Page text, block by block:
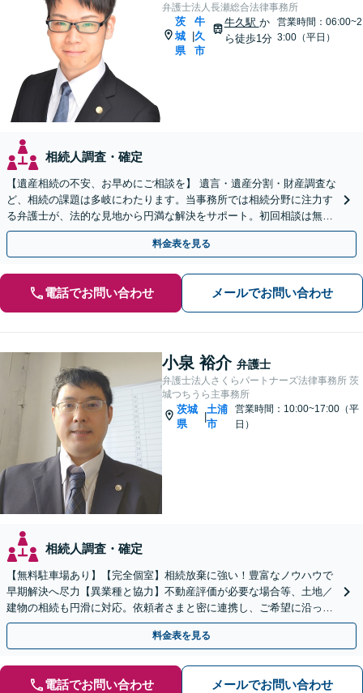
弁護士法人長瀬総合法律事務所
茨
城
県
牛
久
市
牛久駅 か
ら徒歩1分
営業時間：06:00~2
3:00（平日）
相続人調査・確定
【遺産相続の不安、お早めにご相談を】 遺言・遺産分割・財産調査な
ど、相続の課題は多岐にわたります。当事務所では相続分野に注力す
る弁護士が、法的な見地から円満な解決をサポート。初回相談は無料
（予約制）です。まずは現状の整理から始めませんか？
料金表を見る
電話でお問い合わせ メールでお問い合わせ
小泉 裕介 弁護士
弁護士法人さくらパートナーズ法律事務所 茨
城つちうら主事務所
茨城
県
|
土浦
市
営業時間：10:00~17:00（平
日）
相続人調査・確定
【無料駐車場あり】【完全個室】相続放棄に強い！豊富なノウハウで
早期解決へ尽力【異業種と協力】不動産評価が必要な場合等、土地／
建物の相続も円滑に対応。依頼者さまと密に連携し、ご希望に沿った
相続を目指します【夜間休日対応】【土浦駅よりバス3分】
料金表を見る
電話でお問い合わせ メールでお問い合わせ